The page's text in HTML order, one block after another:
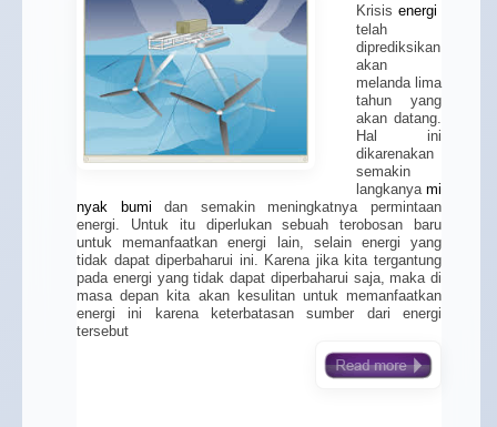
Krisis energi
telah
diprediksikan
akan
melanda lima
tahun yang
akan datang.
Hal ini
dikarenakan
semakin
langkanya mi
nyak bumi dan semakin meningkatnya permintaan
energi. Untuk itu diperlukan sebuah terobosan baru
untuk memanfaatkan energi lain, selain energi yang
tidak dapat diperbaharui ini. Karena jika kita tergantung
pada energi yang tidak dapat diperbaharui saja, maka di
masa depan kita akan kesulitan untuk memanfaatkan
energi ini karena keterbatasan sumber dari energi
tersebut